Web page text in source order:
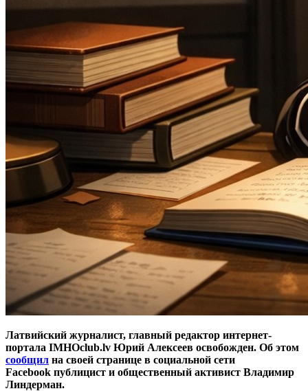
Латвийский журналист, главный редактор интернет-
портала IMHOclub.lv Юрий Алексеев освобожден. Об этом
сообщил на своей странице в социальной сети
Facebook публицист и общественный активист Владимир
Линдерман.